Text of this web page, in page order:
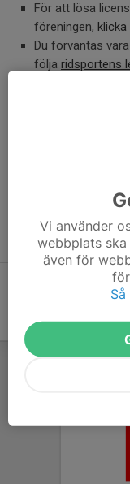
För att lösa
föreningen, klicka
Du förväntas
följa ridsportens
till respektive
Ridklubben står
oavsett gren from
Licensryttare
Varmt välkommen till
Hoppas ni är
Vi använder
webbplats
även för